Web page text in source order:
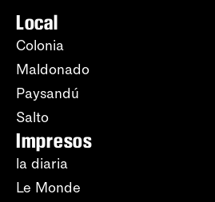
Local
Colonia
Maldonado
Paysandú
Salto
Impresos
la diaria
Le Monde